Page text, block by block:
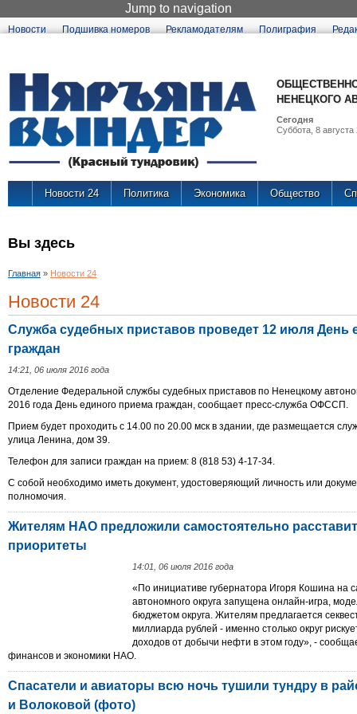
Jump to navigation
Новости Подшивка номеров Рекламодателям Полиграфия
НЕНЕЦКОГО
Сегодня
Суббота, 8 августа
Новости 24 Политика Экономика Общество
Вы здесь
Главная » Новости 24
Новости 24
Служба судебных приставов проведет 12 июля День
граждан
14:21, 06 июля 2016 года
Отделение Федеральной службы судебных приставов по Ненецкому
2016 года День единого приема граждан, сообщает пресс-служба ОФССП.
Прием будет проходить с 14.00 по 20.00 мск в здании, где размещается
улица Ленина, дом 39.
Телефон для записи граждан на прием: 8 (818 53) 4-17-34.
С собой необходимо иметь документ, удостоверяющий личность или
полномочия.
Жителям НАО предложили самостоятельно
приоритеты
14:01, 06 июля 2016 года
«По инициативе губернатора Игоря Кошина на
автономного округа запущена онлайн-игра,
бюджетом округа. Жителям предлагается
миллиарда рублей - именно столько округ
доходов от добычи нефти в этом году», -
финансов и экономики НАО.
Спасатели и авиаторы всю ночь тушили тундру в
и Волоковой (фото)